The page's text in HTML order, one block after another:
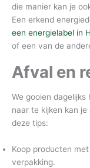
die manier kan je
Een erkend
een energielabel in
of een van de
Afval en
We gooien
naar te kijken kan
deze tips:
Koop producten
verpakking.